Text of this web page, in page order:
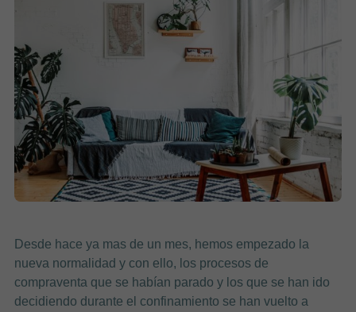
Desde hace ya mas de un mes, hemos empezado la
nueva normalidad y con ello, los procesos de
compraventa que se habían parado y los que se han ido
decidiendo durante el confinamiento se han vuelto a